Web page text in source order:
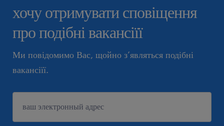
хочу отримувати сповіщення
про подібні вакансіїї
Ми повідомимо Вас, щойно з’являться подібні
вакансіїї.